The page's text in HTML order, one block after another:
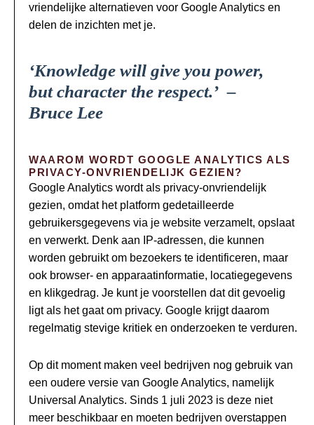
vriendelijke alternatieven voor Google Analytics en
delen de inzichten met je.
‘Knowledge will give you power,
but character the respect.’–
Bruce Lee
WAAROM WORDT GOOGLE ANALYTICS ALS
PRIVACY-ONVRIENDELIJK GEZIEN?
Google Analytics wordt als privacy-onvriendelijk
gezien, omdat het platform gedetailleerde
gebruikersgegevens via je website verzamelt, opslaat
en verwerkt. Denk aan IP-adressen, die kunnen
worden gebruikt om bezoekers te identificeren, maar
ook browser- en apparaatinformatie, locatiegegevens
en klikgedrag. Je kunt je voorstellen dat dit gevoelig
ligt als het gaat om privacy. Google krijgt daarom
regelmatig stevige kritiek en onderzoeken te verduren.
Op dit moment maken veel bedrijven nog gebruik van
een oudere versie van Google Analytics, namelijk
Universal Analytics. Sinds 1 juli 2023 is deze niet
meer beschikbaar en moeten bedrijven overstappen